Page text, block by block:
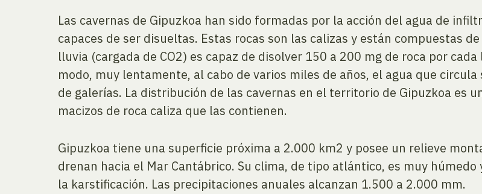
Las cavernas de Gipuzkoa han sido formadas por la acción del agua de
capaces de ser disueltas. Estas rocas son las calizas y están compuestas
lluvia (cargada de CO2) es capaz de disolver 150 a 200 mg de roca por
modo, muy lentamente, al cabo de varios miles de años, el agua que
de galerías. La distribución de las cavernas en el territorio de Gipuzkoa es
macizos de roca caliza que las contienen.
Gipuzkoa tiene una superficie próxima a 2.000 km2 y posee un relieve
drenan hacia el Mar Cantábrico. Su clima, de tipo atlántico, es muy
la karstificación. Las precipitaciones anuales alcanzan 1.500 a 2.000 mm.